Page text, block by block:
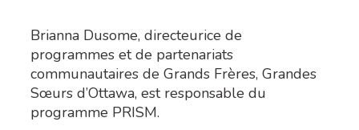
Brianna Dusome, directeurice de
programmes et de partenariats
communautaires de Grands Frères, Grandes
Sœurs d’Ottawa, est responsable du
programme PRISM.